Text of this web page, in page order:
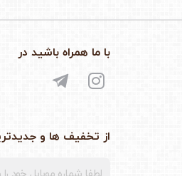
از تخفیف ها و
با ما همراه باشید در